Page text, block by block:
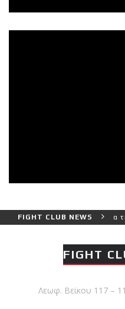
FIGHT CLUB NEWS
και πιο δύσκολο αγώνα της
FIGHT
Λεωφ. Βεϊκου 117 –